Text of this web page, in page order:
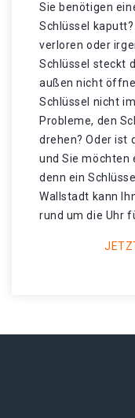
Sie benötigen
Schlüssel kaputt?
verloren oder
Schlüssel steckt
außen nicht
Schlüssel nicht
Probleme, den
drehen? Oder ist
und Sie möchten
denn ein
Wallstadt kann
rund um die Uhr